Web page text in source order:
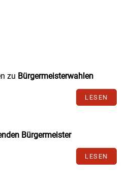
zu Bürgermeisterwahlen
LESEN
Bürgermeister
LESEN